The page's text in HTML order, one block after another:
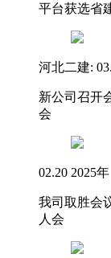
平台获选省
河北二建:
新公司召开
会
02.20 2025年
我司取胜会
人会